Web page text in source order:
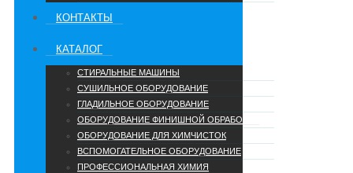
КОНТАКТЫ
КАТАЛОГ
СТИРАЛЬНЫЕ МАШИНЫ
СУШИЛЬНОЕ ОБОРУДОВАНИЕ
ГЛАДИЛЬНОЕ ОБОРУДОВАНИЕ
ОБОРУДОВАНИЕ ФИНИШНОЙ ОБРАБОТКИ
ОБОРУДОВАНИЕ ДЛЯ ХИМЧИСТОК
ВСПОМОГАТЕЛЬНОЕ ОБОРУДОВАНИЕ
ПРОФЕССИОНАЛЬНАЯ ХИМИЯ